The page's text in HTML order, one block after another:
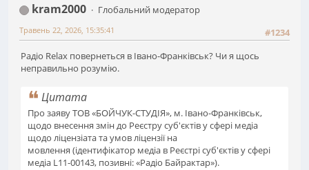
kram2000
Глобальний модератор
#1234
Травень 22, 2026, 15:35:41
Радіо Relax повернеться в Івано-Франківськ? Чи я щось
неправильно розумію.
Цитата
Про заяву ТОВ «БОЙЧУК-СТУДІЯ», м. Івано-Франківськ,
щодо внесення змін до Реєстру суб'єктів у сфері медіа
щодо ліцензіата та умов ліцензії на
мовлення (ідентифікатор медіа в Реєстрі суб'єктів у сфері
медіа L11-00143, позивні: «Радіо Байрактар»).